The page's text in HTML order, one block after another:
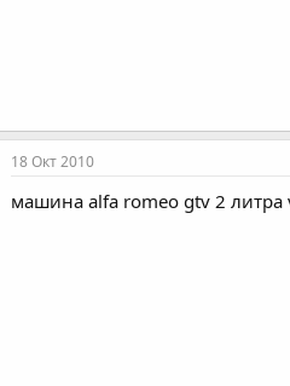
18 Окт 2010
машина alfa romeo gtv 2 литра